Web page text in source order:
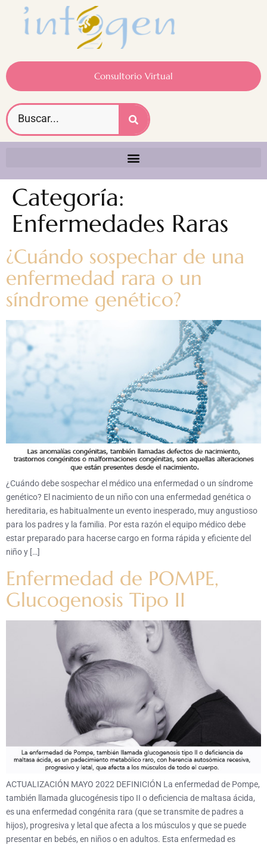
Consultorio Virtual
Categoría:
Enfermedades Raras
¿Cuándo sospechar de una
enfermedad rara o un
síndrome genético?
¿Cuándo debe sospechar el médico una enfermedad o un síndrome
genético? El nacimiento de un niño con una enfermedad genética o
hereditaria, es habitualmente un evento inesperado, muy angustioso
para los padres y la familia. Por esta razón el equipo médico debe
estar preparado para hacerse cargo en forma rápida y eficiente del
niño y […]
Enfermedad de POMPE,
Glucogenosis Tipo II
ACTUALIZACIÓN MAYO 2022 DEFINICIÓN La enfermedad de Pompe,
también llamada glucogénesis tipo II o deficiencia de maltasa ácida,
es una enfermedad congénita rara (que se transmite de padres a
hijos), progresiva y letal que afecta a los músculos y que se puede
presentar en bebés, en niños o en adultos. Esta enfermedad es